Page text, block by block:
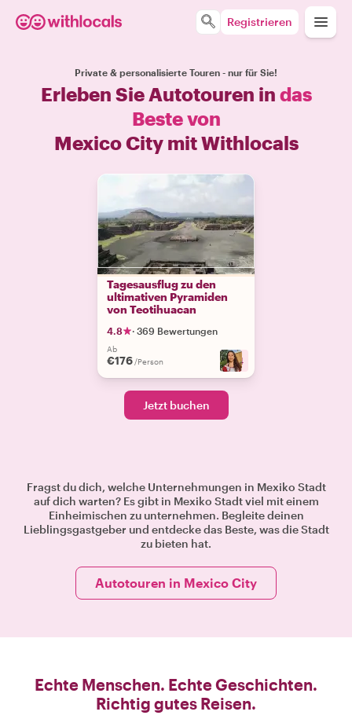
Registrieren
Private & personalisierte Touren - nur für Sie!
Erleben Sie Autotouren in das
Beste von
Mexico City mit Withlocals
Tagesausflug zu den
ultimativen Pyramiden
von Teotihuacan
4.8 · 369 Bewertungen
Ab
€176 /Person +4
Jetzt buchen
Fragst du dich, welche Unternehmungen in Mexiko Stadt
auf dich warten? Es gibt in Mexiko Stadt viel mit einem
Einheimischen zu unternehmen. Begleite deinen
Lieblingsgastgeber und entdecke das Beste, was die Stadt
zu bieten hat.
Autotouren in Mexico City
Echte Menschen. Echte Geschichten.
Richtig gutes Reisen.